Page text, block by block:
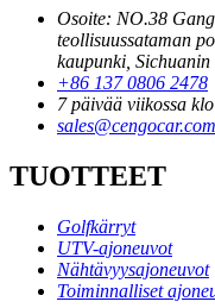
Osoite: NO.38
teollisuussataman
kaupunki,
+86 137 0806 2478
7 päivää viikossa
sales@cengocar.com
TUOTTEET
Golfkärryt
UTV-ajoneuvot
Nähtävyysajoneuvot
Toiminnalliset